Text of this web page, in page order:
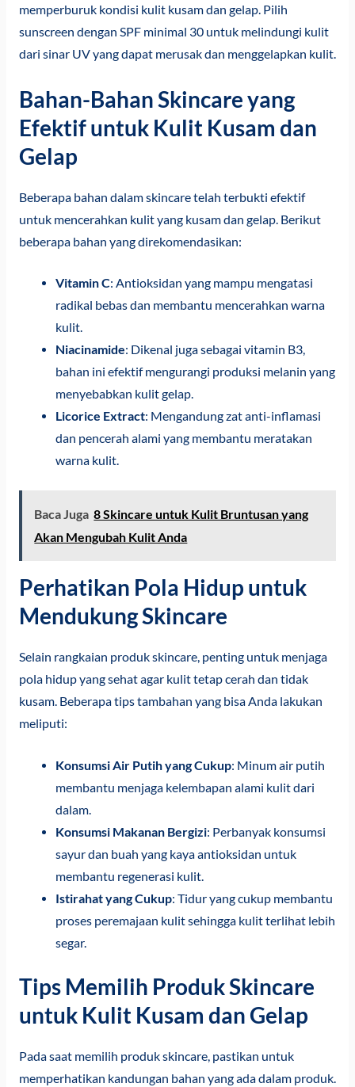
memperburuk kondisi kulit kusam dan gelap. Pilih
sunscreen dengan SPF minimal 30 untuk melindungi kulit
dari sinar UV yang dapat merusak dan menggelapkan kulit.
Bahan-Bahan Skincare yang
Efektif untuk Kulit Kusam dan
Gelap
Beberapa bahan dalam skincare telah terbukti efektif
untuk mencerahkan kulit yang kusam dan gelap. Berikut
beberapa bahan yang direkomendasikan:
Vitamin C: Antioksidan yang mampu mengatasi
radikal bebas dan membantu mencerahkan warna
kulit.
Niacinamide: Dikenal juga sebagai vitamin B3,
bahan ini efektif mengurangi produksi melanin yang
menyebabkan kulit gelap.
Licorice Extract: Mengandung zat anti-inflamasi
dan pencerah alami yang membantu meratakan
warna kulit.
Baca Juga 8 Skincare untuk Kulit Bruntusan yang
Akan Mengubah Kulit Anda
Perhatikan Pola Hidup untuk
Mendukung Skincare
Selain rangkaian produk skincare, penting untuk menjaga
pola hidup yang sehat agar kulit tetap cerah dan tidak
kusam. Beberapa tips tambahan yang bisa Anda lakukan
meliputi:
Konsumsi Air Putih yang Cukup: Minum air putih
membantu menjaga kelembapan alami kulit dari
dalam.
Konsumsi Makanan Bergizi: Perbanyak konsumsi
sayur dan buah yang kaya antioksidan untuk
membantu regenerasi kulit.
Istirahat yang Cukup: Tidur yang cukup membantu
proses peremajaan kulit sehingga kulit terlihat lebih
segar.
Tips Memilih Produk Skincare
untuk Kulit Kusam dan Gelap
Pada saat memilih produk skincare, pastikan untuk
memperhatikan kandungan bahan yang ada dalam produk.